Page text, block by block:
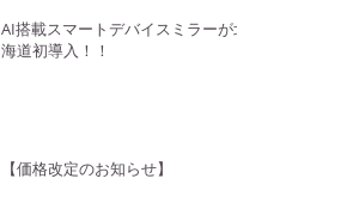
AI搭載スマートデバイスミラーが北
海道初導入！！
【価格改定のお知らせ】